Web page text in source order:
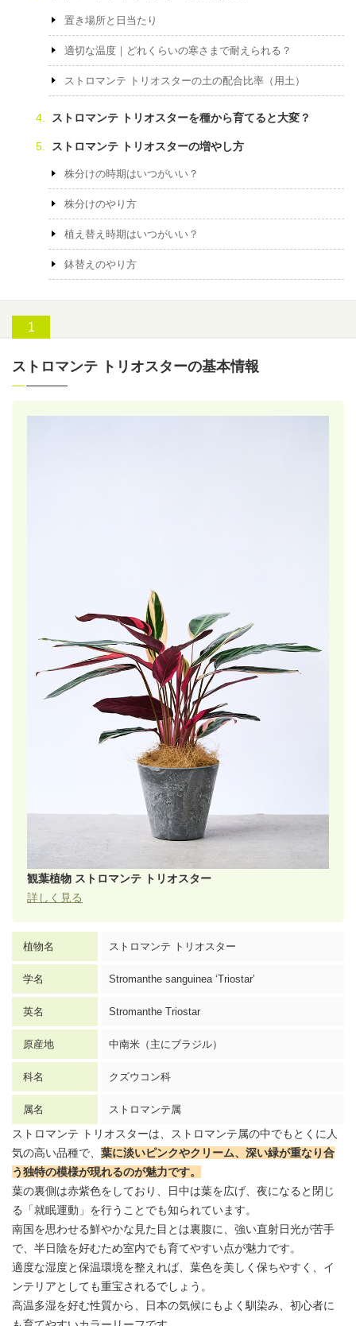
置き場所と日当たり
適切な温度｜どれくらいの寒さまで耐えられる？
ストロマンテ トリオスターの土の配合比率（用土）
ストロマンテ トリオスターを種から育てると大変？
ストロマンテ トリオスターの増やし方
株分けの時期はいつがいい？
株分けのやり方
植え替え時期はいつがいい？
鉢替えのやり方
ストロマンテ トリオスターの基本情報
観葉植物 ストロマンテ トリオスター
詳しく見る
植物名 ストロマンテ トリオスター
学名 Stromanthe sanguinea ‘Triostar’
英名 Stromanthe Triostar
原産地 中南米（主にブラジル）
科名 クズウコン科
属名 ストロマンテ属
ストロマンテ トリオスターは、ストロマンテ属の中でもとくに人
気の高い品種で、 葉に淡いピンクやクリーム、深い緑が重なり合
う独特の模様が現れるのが魅力です。
葉の裏側は赤紫色をしており、日中は葉を広げ、夜になると閉じ
る「就眠運動」を行うことでも知られています。
南国を思わせる鮮やかな見た目とは裏腹に、強い直射日光が苦手
で、半日陰を好むため室内でも育てやすい点が魅力です。
適度な湿度と保温環境を整えれば、葉色を美しく保ちやすく、イ
ンテリアとしても重宝されるでしょう。
高温多湿を好む性質から、日本の気候にもよく馴染み、初心者に